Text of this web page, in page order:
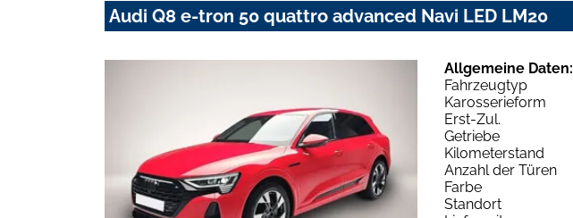
Audi Q8 e-tron 50 quattro advanced Navi LED LM20
Allgemeine Daten:
Fahrzeugtyp
Karosserieform
Erst-Zul.
Getriebe
Kilometerstand
Anzahl der Türen
Farbe
Standort